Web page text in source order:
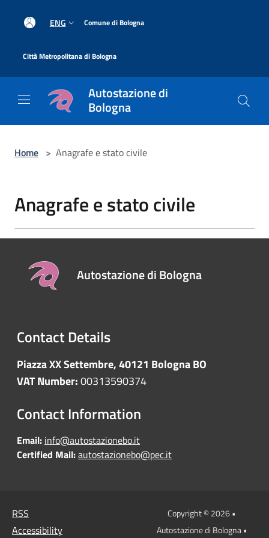
ENG Comune di Bologna
Città Metropolitana di Bologna
Autostazione di
Bologna
Home > Anagrafe e stato civile
Anagrafe e stato civile
Autostazione di Bologna
Contact Details
Piazza XX Settembre, 40121 Bologna BO
VAT Number:00313590374
Contact Information
Email: info@autostazionebo.it
Certified Mail:autostazionebo@pec.it
RSS
Accessibility
Copyright © 2026 •
Autostazione di Bologna •